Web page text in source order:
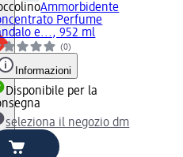
Ammorbidente
Perfume
e..., 952 ml
(0)
Informazioni
Disponibile per la
seleziona il negozio dm